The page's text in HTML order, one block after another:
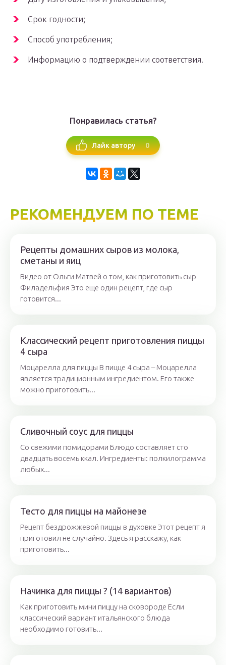
Срок годности;
Способ употребления;
Информацию о подтверждении соответствия.
Понравилась статья?
Лайк автору 0
РЕКОМЕНДУЕМ ПО ТЕМЕ
Рецепты домашних сыров из молока,
сметаны и яиц
Видео от Ольги Матвей о том, как приготовить сыр
Филадельфия Это еще один рецепт, где сыр
готовится...
Классический рецепт приготовления пиццы
4 сыра
Моцарелла для пиццы В пицце 4 сыра – Моцарелла
является традиционным ингредиентом. Его также
можно приготовить...
Сливочный соус для пиццы
Со свежими помидорами Блюдо составляет сто
двадцать восемь ккал. Ингредиенты: полкилограмма
любых...
Тесто для пиццы на майонезе
Рецепт бездрожжевой пиццы в духовке Этот рецепт я
приготовил не случайно. Здесь я расскажу, как
приготовить...
Начинка для пиццы ? (14 вариантов)
Как приготовить мини пиццу на сковороде Если
классический вариант итальянского блюда
необходимо готовить...